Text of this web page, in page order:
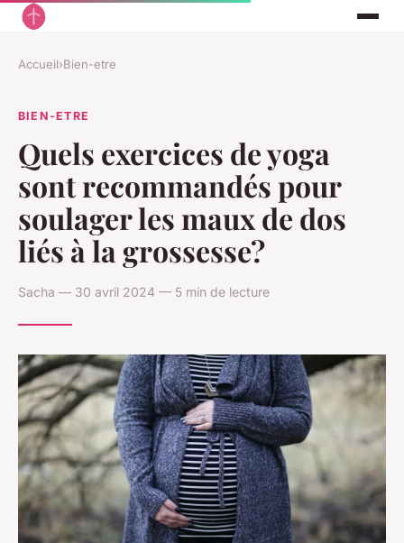
Accueil›Bien-etre
BIEN-ETRE
Quels exercices de yoga
sont recommandés pour
soulager les maux de dos
liés à la grossesse?
Sacha — 30 avril 2024 — 5 min de lecture